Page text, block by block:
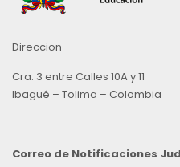
Direccion
Cra. 3 entre Calles 10A y 11
Ibagué – Tolima – Colombia
Correo de Notificaciones